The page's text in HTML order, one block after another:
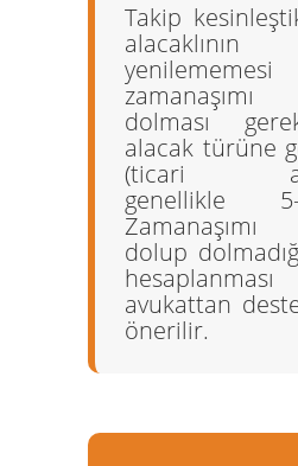
Takip
alacaklının
dolması
alacak türüne
(ticari
genellikle
dolup
avukattan
önerilir.